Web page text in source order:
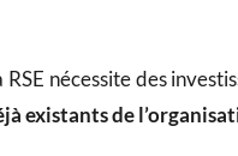
nécessite des
existantsde